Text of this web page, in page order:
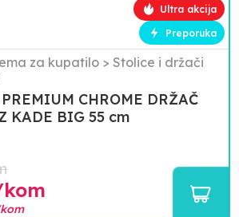
Ultra akcija
Preporuka
za kupatilo > Stolice i držači
CHROME DRŽAČ
KADE BIG 55 cm
kom
kom